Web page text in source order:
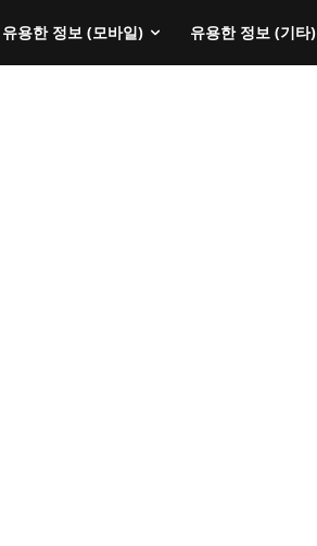
유용한 정보 (모바일) 유용한 정보 (기타)